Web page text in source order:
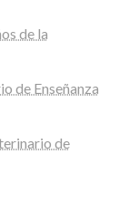
de la
de Enseñanza
de